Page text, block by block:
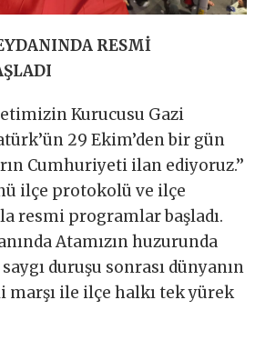
RESMİ
Kurucusu Gazi
29 Ekim’den bir gün
Cumhuriyeti ilan ediyoruz.’’
ilçe protokolü ve ilçe
resmi programlar başladı.
Atamızın huzurunda
duruşu sonrası dünyanın
ile ilçe halkı tek yürek